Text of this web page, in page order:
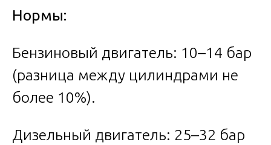
Нормы:
Бензиновый двигатель: 10–14 бар
(разница между цилиндрами не
более 10%).
Дизельный двигатель: 25–32 бар